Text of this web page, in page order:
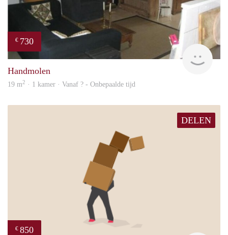
€ 730
rent
Handmolen
19 m2 · 1 kamer · Vanaf ? - Onbepaalde tijd
DELEN
€ 850